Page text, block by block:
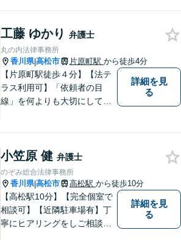
供します。
工藤 ゆかり 弁護士
丸の内法律事務所
香川県|高松市 片原町駅 から徒歩4分
【片原町駅徒歩４分】【法テ
ラス利用可】「依頼者の目
線」を何よりも大切にしてい
頂ける事件解決を目指して参
ります。【当日／夜間／休日
対応可】お気軽にご相談くだ
さい。
詳細を見
る
小笠原 健 弁護士
のぞみ総合法律事務所
香川県|高松市 高松駅 から徒歩10分
【高松駅10分】【完全個室で
相談可】【近隣駐車場有】丁
寧にヒアリングをしご相談者
詳細を見
る